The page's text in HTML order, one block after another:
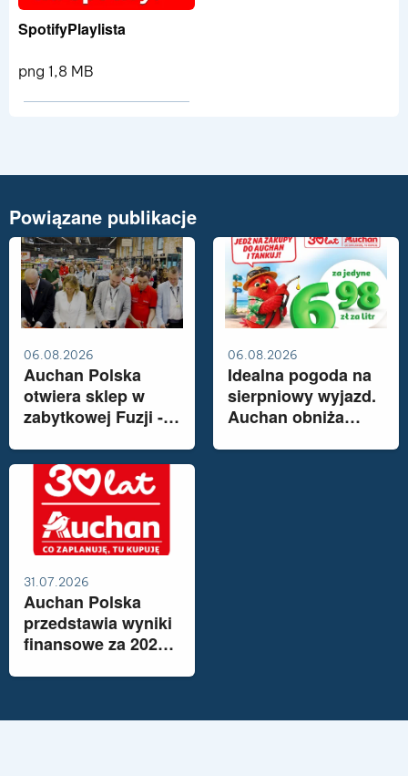
SpotifyPlaylista
png 1,8 MB
Powiązane publikacje
06.08.2026
Auchan Polska
otwiera sklep w
zabytkowej Fuzji -
Łodzi
06.08.2026
Idealna pogoda na
sierpniowy wyjazd.
Auchan obniża
31.07.2026
Auchan Polska
przedstawia wyniki
finansowe za 2025
produktach i